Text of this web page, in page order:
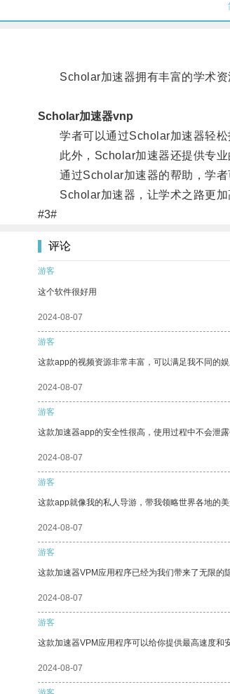
Scholar加速器拥有丰富的学术资
Scholar加速器vnp
学者可以通过Scholar加速器轻松
此外，Scholar加速器还提供专业
通过Scholar加速器的帮助，学者
Scholar加速器，让学术之路更加
#3#
评论
游客
这个软件很好用
2024-08-07
游客
这款app的视频资源非常丰富，可以满足我不同的娱
2024-08-07
游客
这款加速器app的安全性很高，使用过程中不会泄
2024-08-07
游客
这款app就像我的私人导游，带我领略世界各地的美
2024-08-07
游客
这款加速器VPM应用程序已经为我们带来了无限的
2024-08-07
游客
这款加速器VPM应用程序可以给你提供最高速度和
2024-08-07